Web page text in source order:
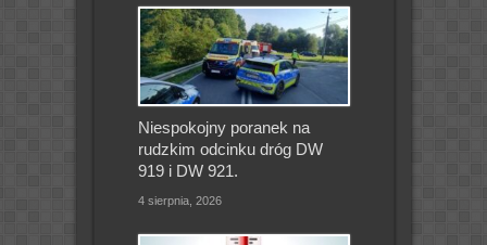
Niespokojny poranek na
rudzkim odcinku dróg DW
919 i DW 921.
4 sierpnia, 2026